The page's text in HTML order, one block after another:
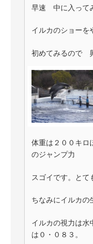
早速 中に入って
イルカのショーを
初めてみるので
体重は２００キ
のジャンプ力
スゴイです。と
ちなみにイルカの
イルカの視力は
は０・０８３。